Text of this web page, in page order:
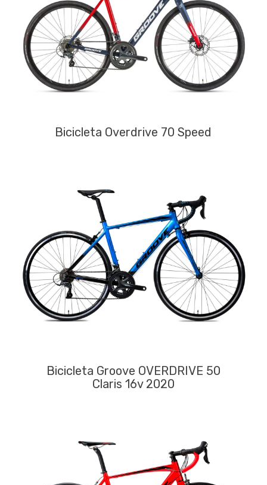
Bicicleta Overdrive 70 Speed
Bicicleta Groove OVERDRIVE 50
Claris 16v 2020